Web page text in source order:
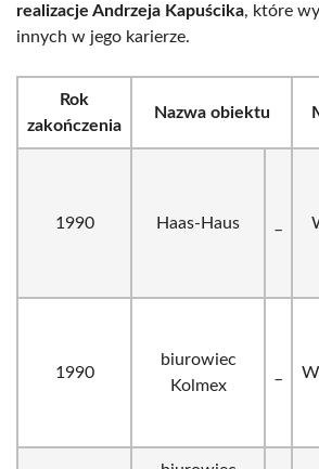
realizacje Andrzeja Kapuścika, które
innych w jego karierze.
Rok
zakończenia
Nazwa obiektu
1990 Haas-Haus
1990
biurowiec
Kolmex